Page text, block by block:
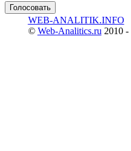
WEB-ANALITIK.INFO
© Web-Analitics.ru 2010